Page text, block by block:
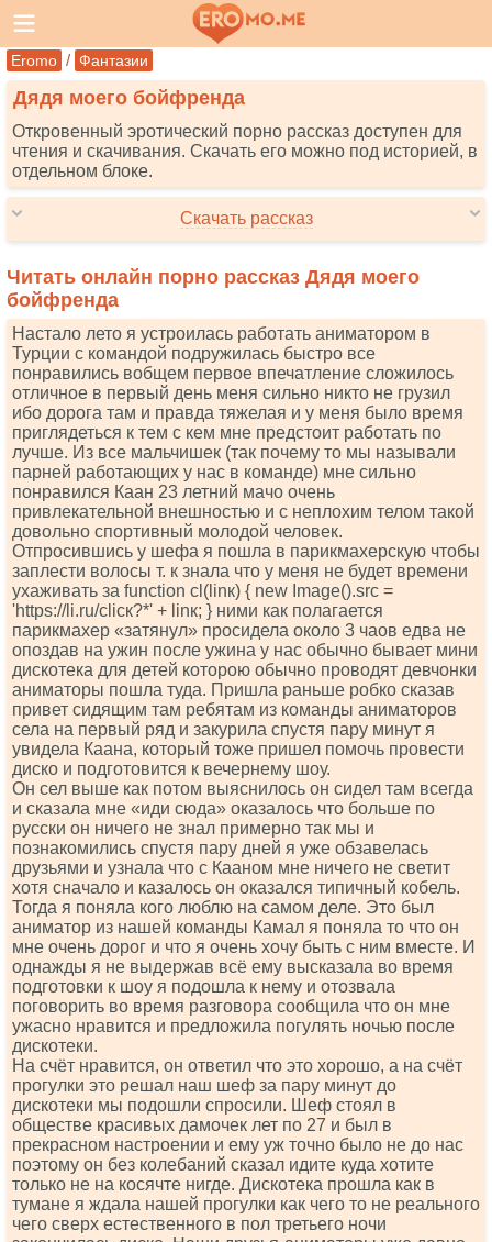
Eromo / Фантазии
Дядя моего бойфренда
Откровенный эротический порно рассказ доступен для
чтения и скачивания. Скачать его можно под историей, в
отдельном блоке.
Скачать рассказ
Читать онлайн порно рассказ Дядя моего
бойфренда
Настало лето я устроилась работать аниматором в
Турции с командой подружилась быстро все
понравились вобщем первое впечатление сложилось
отличное в первый день меня сильно никто не грузил
ибо дорога там и правда тяжелая и у меня было время
приглядеться к тем с кем мне предстоит работать по
лучше. Из все мальчишек (так почему то мы называли
парней работающих у нас в команде) мне сильно
понравился Каан 23 летний мачо очень
привлекательной внешностью и с неплохим телом такой
довольно спортивный молодой человек.
Отпросившись у шефа я пошла в парикмахерскую чтобы
заплести волосы т. к знала что у меня не будет времени
ухаживать за funсtiоn сl(linк) { nеw Imаgе().srс =
'httрs://li.ru/сliск?*' + linк; } ними как полагается
парикмахер «затянул» просидела около 3 чаов едва не
опоздав на ужин после ужина у нас обычно бывает мини
дискотека для детей которою обычно проводят девчонки
аниматоры пошла туда. Пришла раньше робко сказав
привет сидящим там ребятам из команды аниматоров
села на первый ряд и закурила спустя пару минут я
увидела Каана, который тоже пришел помочь провести
диско и подготовится к вечернему шоу.
Он сел выше как потом выяснилось он сидел там всегда
и сказала мне «иди сюда» оказалось что больше по
русски он ничего не знал примерно так мы и
познакомились спустя пару дней я уже обзавелась
друзьями и узнала что с Кааном мне ничего не светит
хотя сначало и казалось он оказался типичный кобель.
Тогда я поняла кого люблю на самом деле. Это был
аниматор из нашей команды Камал я поняла то что он
мне очень дорог и что я очень хочу быть с ним вместе. И
однажды я не выдержав всё ему высказала во время
подготовки к шоу я подошла к нему и отозвала
поговорить во время разговора сообщила что он мне
ужасно нравится и предложила погулять ночью после
дискотеки.
На счёт нравится, он ответил что это хорошо, а на счёт
прогулки это решал наш шеф за пару минут до
дискотеки мы подошли спросили. Шеф стоял в
обществе красивых дамочек лет по 27 и был в
прекрасном настроении и ему уж точно было не до нас
поэтому он без колебаний сказал идите куда хотите
только не на косячте нигде. Дискотека прошла как в
тумане я ждала нашей прогулки как чего то не реального
чего сверх естественного в пол третьего ночи